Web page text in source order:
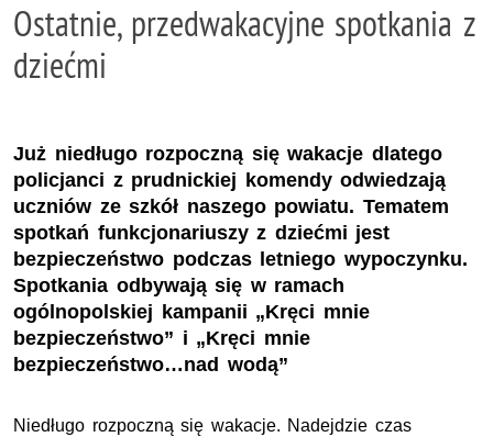
Ostatnie, przedwakacyjne spotkania z
dziećmi
Już niedługo rozpoczną się wakacje dlatego
policjanci z prudnickiej komendy odwiedzają
uczniów ze szkół naszego powiatu. Tematem
spotkań funkcjonariuszy z dziećmi jest
bezpieczeństwo podczas letniego wypoczynku.
Spotkania odbywają się w ramach
ogólnopolskiej kampanii „Kręci mnie
bezpieczeństwo” i „Kręci mnie
bezpieczeństwo…nad wodą”
Niedługo rozpoczną się wakacje. Nadejdzie czas